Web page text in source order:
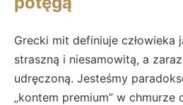
Grecki mit definiuje człowieka
straszną i niesamowitą, a
udręczoną. Jesteśmy
„kontem premium” w